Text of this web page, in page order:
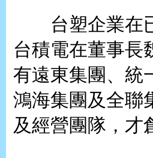
台塑企業在已
台積電在董事長
有遠東集團、統
鴻海集團及全聯
及經營團隊，才